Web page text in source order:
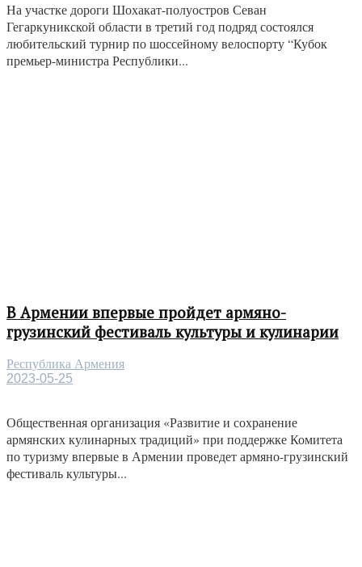
На участке дороги Шохакат-полуостров Севан
Гегаркуникской области в третий год подряд состоялся
любительский турнир по шоссейному велоспорту “Кубок
премьер-министра Республики...
В Армении впервые пройдет армяно-
грузинский фестиваль культуры и кулинарии
Республика Армения
2023-05-25
Общественная организация «Развитие и сохранение
армянских кулинарных традиций» при поддержке Комитета
по туризму впервые в Армении проведет армяно-грузинский
фестиваль культуры...